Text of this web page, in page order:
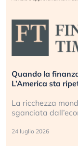
Quando la
L’America sta
La ricchezza
sganciata
24 luglio 2026